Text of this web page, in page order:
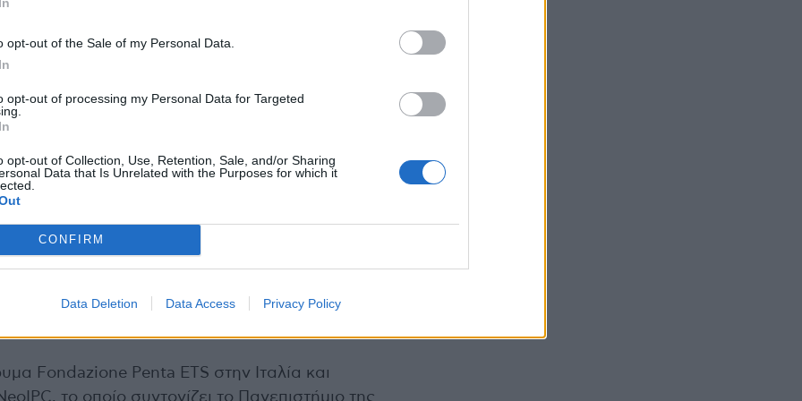
opt-out of the Sale of my Personal Data.
opt-out of processing my Personal Data for Targeted
opt-out of Collection, Use, Retention, Sale, and/or Sharing
Data that Is Unrelated with the Purposes for which it
CONFIRM
Data Deletion Data Access Privacy Policy
αυτή τη μελέτη, η οποία αναμένεται να
ελέγχου και πρόληψης λοιμώξεων, όπως η
συμβάλουν στη φροντίδα των τόσο ευάλωτων
σημειώνει ο ομότιμος καθηγητής
ΑΠΘ και συντονιστής του προγράμματος για την
επτά ΜΕΝΝ από τα Νοσοκομεία Ιπποκράτειο
το Πανεπιστημιακό Νοσοκομείο Ηρακλείου, το
το Πανεπιστημιακό Νοσοκομείο Πάτρας, το
στην Αθήνα και το Πανεπιστημιακό
Fondazione Penta ETS στην Ιταλία και
το οποίο συντονίζει το Πανεπιστήμιο της